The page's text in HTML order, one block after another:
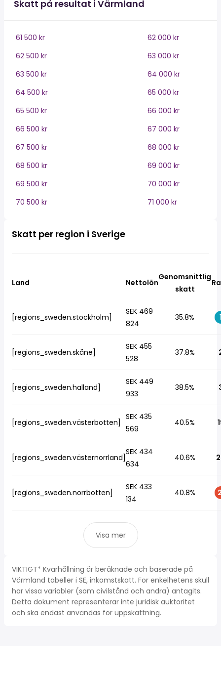
Skatt på resultat i Värmland
61 500 kr
62 000 kr
62 500 kr
63 000 kr
63 500 kr
64 000 kr
64 500 kr
65 000 kr
65 500 kr
66 000 kr
66 500 kr
67 000 kr
67 500 kr
68 000 kr
68 500 kr
69 000 kr
69 500 kr
70 000 kr
70 500 kr
71 000 kr
Skatt per region i Sverige
Land Nettolön
Genomsnittlig
skatt
[regions_sweden.stockholm]
SEK 469
824
35.8%
[regions_sweden.skåne]
SEK 455
528
37.8%
[regions_sweden.halland]
SEK 449
933
38.5%
[regions_sweden.västerbotten]
SEK 435
569
40.5%
[regions_sweden.västernorrland]
SEK 434
634
40.6%
[regions_sweden.norrbotten]
SEK 433
134
40.8%
Visa mer
VIKTIGT* Kvarhållning är beräknade och baserade på
Värmland tabeller i SE, inkomstskatt. For enkelhetens skull
har vissa variabler (som civilstånd och andra) antagits.
Detta dokument representerar inte juridisk auktoritet
och ska endast användas för uppskattning.